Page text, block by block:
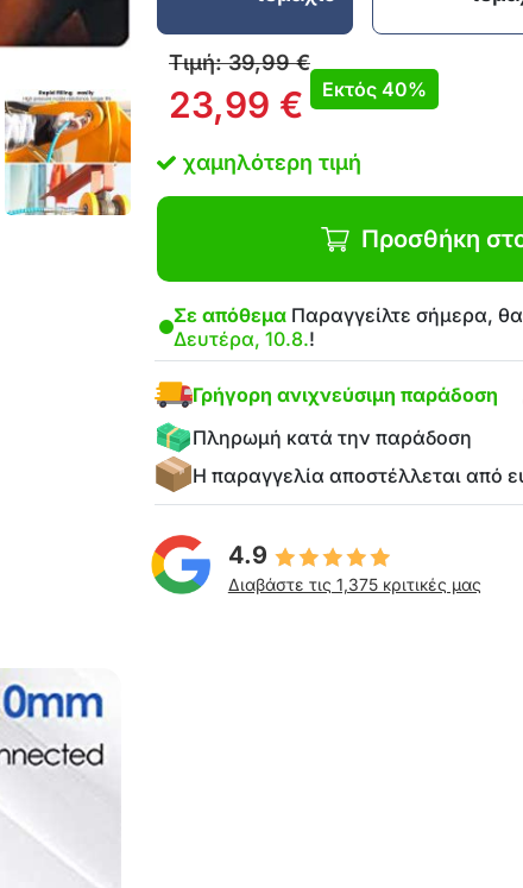
Τιμή:39,99€
23,99 € Εκτός 40%
χαμηλότερη τιμή
Προσθήκη
Σε απόθεμα Παραγγείλτε σήμερα,
Δευτέρα, 10.8.!
Γρήγορη ανιχνεύσιμη παράδοση
Πληρωμή κατά την παράδοση
Η παραγγελία αποστέλλεται από
4.9
Διαβάστε τις 1,375 κριτικές μας